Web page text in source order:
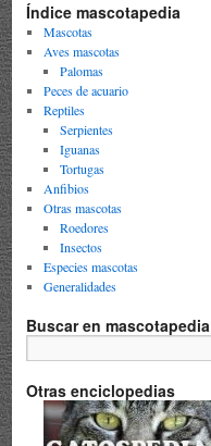
Índice mascotapedia
Mascotas
Aves mascotas
Palomas
Peces de acuario
Reptiles
Serpientes
Iguanas
Tortugas
Anfibios
Otras mascotas
Roedores
Insectos
Especies mascotas
Generalidades
Buscar en mascotapedia
Otras enciclopedias